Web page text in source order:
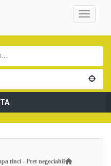
tinci - Pret negociabil